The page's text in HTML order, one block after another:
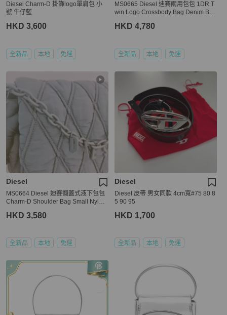
Diesel Charm-D 掛飾logo單肩包 小
號 牛仔藍
HKD 3,600
全新品 本地 免運
MS0665 Diesel 迪賽兩用包包 1DR T
win Logo Crossbody Bag Denim Blu
HKD 4,780
全新品 本地 免運
Diesel
MS0664 Diesel 迪賽翻蓋式液下包包
Charm-D Shoulder Bag Small Nylon
HKD 3,580
全新品 本地 免運
Diesel
Diesel 皮帶 男女同款 4cm寬#75 80 8
5 90 95
HKD 1,700
全新品 本地 免運